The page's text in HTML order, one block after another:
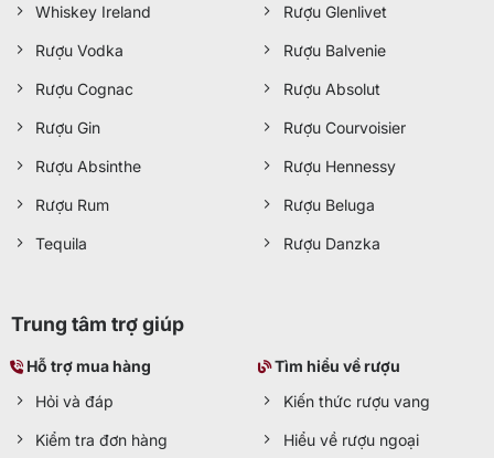
Whiskey Ireland
Rượu Vodka
Rượu Cognac
Rượu Gin
Rượu Absinthe
Rượu Rum
Tequila
Rượu Glenlivet
Rượu Balvenie
Rượu Absolut
Rượu Courvoisier
Rượu Hennessy
Rượu Beluga
Rượu Danzka
Trung tâm trợ giúp
Hỗ trợ mua hàng
Hỏi và đáp
Kiểm tra đơn hàng
Tìm hiểu về rượu
Kiến thức rượu vang
Hiểu về rượu ngoại